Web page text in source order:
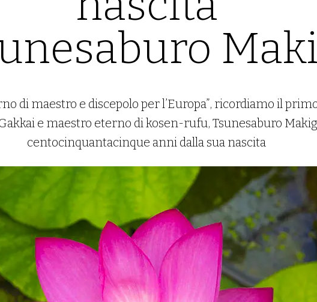
di maestro e discepolo per l’Europa”, ricordiamo il
e maestro eterno di kosen-rufu, Tsunesaburo
centocinquantacinque anni dalla sua nascita